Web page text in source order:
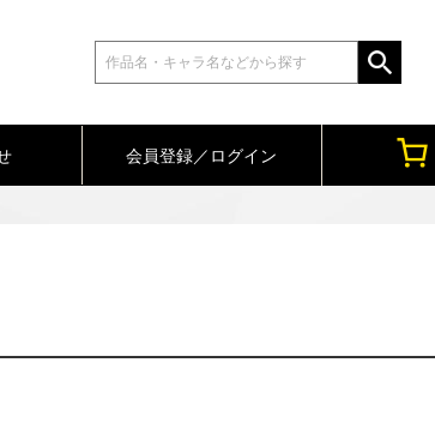
会員登録／ログイン